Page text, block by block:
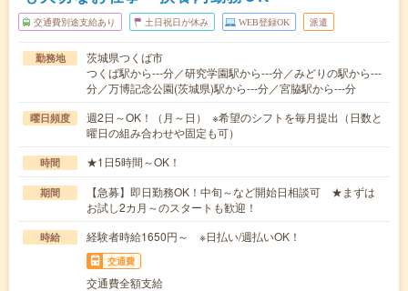
交通費別途支給あり 土日祝日が休み WEB登録OK 派遣
勤務地
茨城県つくば市
つくば駅から---分／研究学園駅から---分／みどりの駅から---
分／万博記念公園(茨城県)駅から---分／宮脇駅から---分
曜日頻度
週2日～OK！（月～日） ※希望のシフトを毎月提出（日数と
曜日の組み合わせや固定も可）
時間 ★1日5時間～OK！
期間
【急募】即日勤務OK！中旬～など開始日相談可 ★まずは
お試し2カ月～のスタートも歓迎！
時給 経験者時給1650円～ ※日払い/週払いOK！
交通費
交通費全額支給